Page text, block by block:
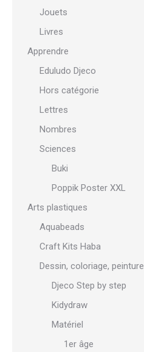
Jouets
Livres
Apprendre
Eduludo Djeco
Hors catégorie
Lettres
Nombres
Sciences
Buki
Poppik Poster XXL
Arts plastiques
Aquabeads
Craft Kits Haba
Dessin, coloriage, peinture
Djeco Step by step
Kidydraw
Matériel
1er âge